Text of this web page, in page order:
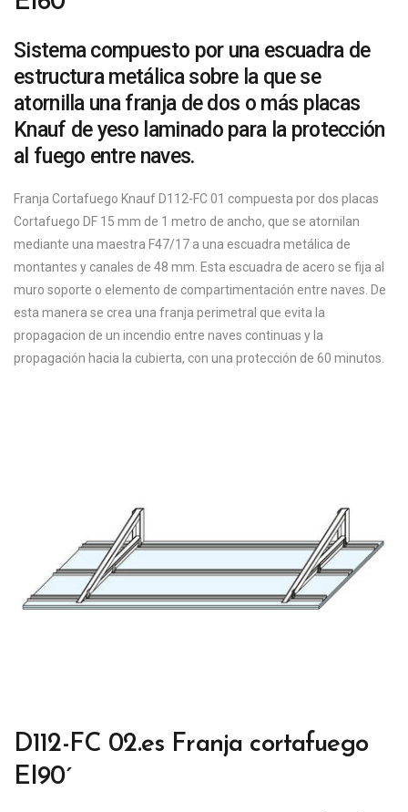
Sistema compuesto por una escuadra de
estructura metálica sobre la que se
atornilla una franja de dos o más placas
Knauf de yeso laminado para la protección
al fuego entre naves.
Franja Cortafuego Knauf D112-FC 01 compuesta por dos placas
Cortafuego DF 15 mm de 1 metro de ancho, que se atornilan
mediante una maestra F47/17 a una escuadra metálica de
montantes y canales de 48 mm. Esta escuadra de acero se fija al
muro soporte o elemento de compartimentación entre naves. De
esta manera se crea una franja perimetral que evita la
propagacion de un incendio entre naves continuas y la
propagación hacia la cubierta, con una protección de 60 minutos.
D112-FC 02.es Franja cortafuego
EI90´